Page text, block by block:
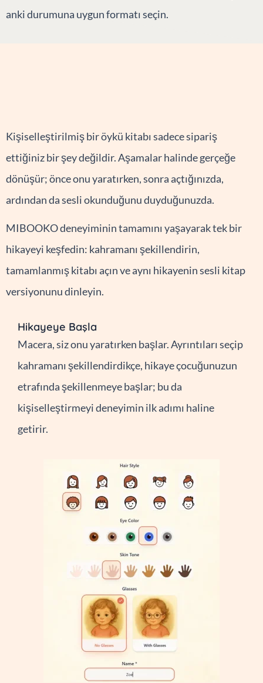
anki durumuna uygun formatı seçin.
Kişiselleştirilmiş bir öykü kitabı sadece sipariş
ettiğiniz bir şey değildir. Aşamalar halinde gerçeğe
dönüşür; önce onu yaratırken, sonra açtığınızda,
ardından da sesli okunduğunu duyduğunuzda.
MIBOOKO deneyiminin tamamını yaşayarak tek bir
hikayeyi keşfedin: kahramanı şekillendirin,
tamamlanmış kitabı açın ve aynı hikayenin sesli kitap
versiyonunu dinleyin.
Hikayeye Başla
Macera, siz onu yaratırken başlar. Ayrıntıları seçip
kahramanı şekillendirdikçe, hikaye çocuğunuzun
etrafında şekillenmeye başlar; bu da
kişiselleştirmeyi deneyimin ilk adımı haline
getirir.